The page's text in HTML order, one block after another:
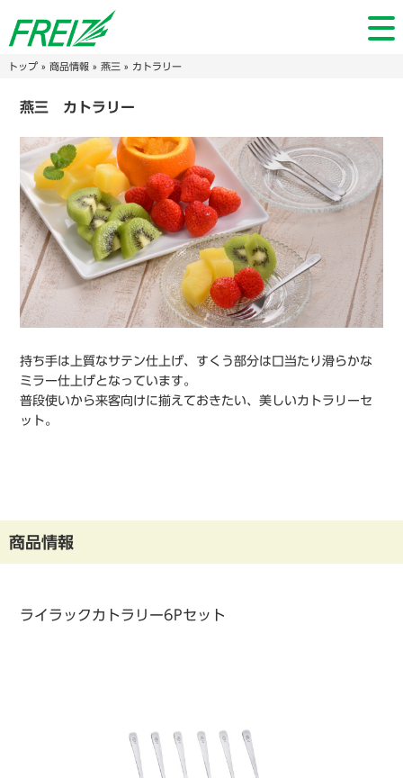
トップ» 商品情報» 燕三 » カトラリー
燕三 カトラリー
持ち手は上質なサテン仕上げ、すくう部分は口当たり滑らかな
ミラー仕上げとなっています。
普段使いから来客向けに揃えておきたい、美しいカトラリーセ
ット。
商品情報
ライラックカトラリー6Pセット